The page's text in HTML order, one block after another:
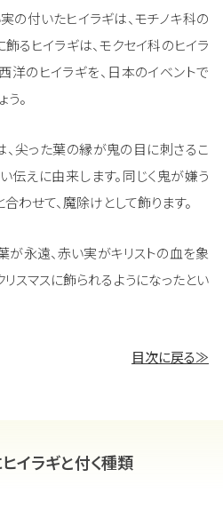
の付いたヒイラギは、モチノキ科の
るヒイラギは、モクセイ科のヒイラ
洋のヒイラギを、日本のイベントで
。
尖った葉の縁が鬼の目に刺さるこ
伝えに由来します。同じく鬼が嫌う
わせて、魔除けとして飾ります。
が永遠、赤い実がキリストの血を象
スマスに飾られるようになったとい
目次に戻る≫
イラギと付く種類